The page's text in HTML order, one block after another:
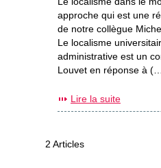
approche qui est une
de notre collègue
Le localisme
administrative est un
Louvet en réponse à
Lire la suite
2 Articles